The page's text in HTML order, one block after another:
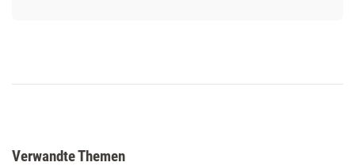
Verwandte Themen